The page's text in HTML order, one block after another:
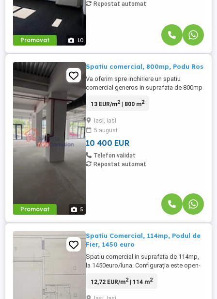
Promovat 10
Repostat automat
Promovat 5
Spatiu comercial, 800mp, Podu Ros
Va oferim spre inchiriere un spatiu
comercial generos in suprafata de 800mp
fatada vitrata pe tot perimetrul stradal,
reprezentanta Auto, sau orice activitate ce
are nevoie de vizibilitate mazima intr-o
zona centrala a Iasului; -sistem ...
13 EUR/m2| 800 m2
Iasi, Iasi
5 august
10 400 EUR
Telefon validat
Repostat automat
Spatiu Comercial, 114mp, Podul de
Fier, 1450 euro
Spatiu comercial in suprafata de 114mp,
la 1450euro/luna. Configurația este open-
bulevard, grup sanitar propriu și zonă de
12,72 EUR/m2| 114 m2